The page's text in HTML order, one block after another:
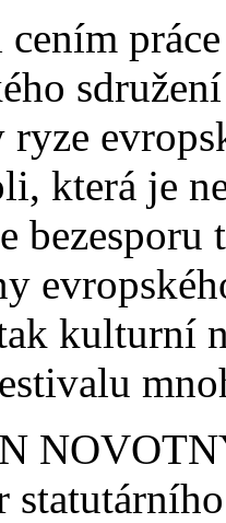
která je
bezesporu
kulturní